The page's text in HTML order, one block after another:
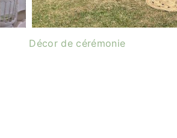
Décor de cérémonie